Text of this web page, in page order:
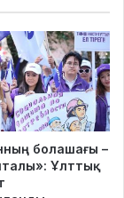
болашағы –
Ұлттық